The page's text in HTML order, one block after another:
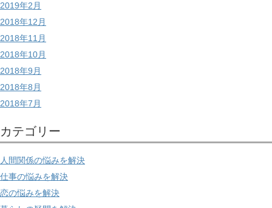
2019年2月
2018年12月
2018年11月
2018年10月
2018年9月
2018年8月
2018年7月
カテゴリー
人間関係の悩みを解決
仕事の悩みを解決
恋の悩みを解決